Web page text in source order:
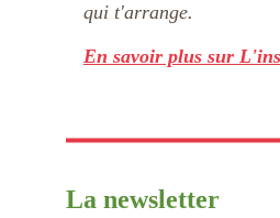
qui t'arrange.
En savoir plus sur
La newsletter